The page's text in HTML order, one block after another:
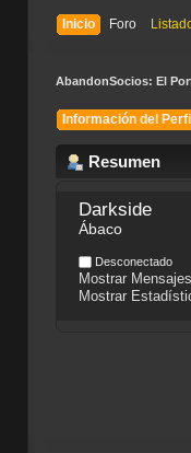
Inicio Foro
AbandonSocios: El
Información del Perfil
Resumen
Darkside
Ábaco
Desconectado
Mostrar Mensajes
Mostrar